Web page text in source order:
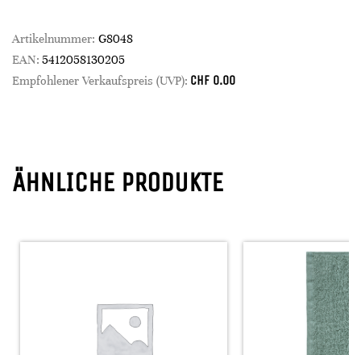
Artikelnummer: G8048
EAN: 5412058130205
Empfohlener Verkaufspreis (UVP): CHF 0.00
ÄHNLICHE PRODUKTE